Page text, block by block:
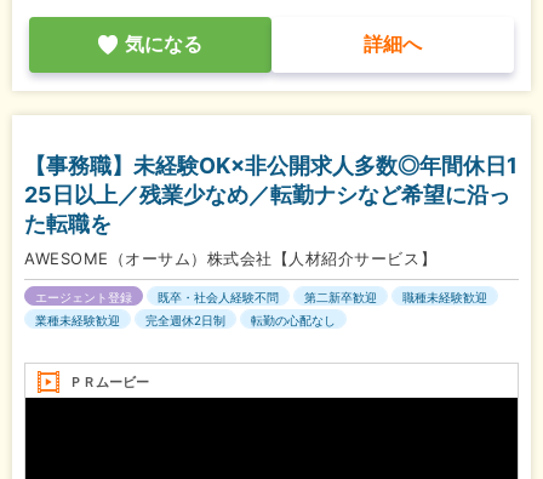
気になる 詳細へ
【事務職】未経験OK×非公開求人多数◎年間休日1
25日以上／残業少なめ／転勤ナシなど希望に沿っ
た転職を
AWESOME（オーサム）株式会社【人材紹介サービス】
エージェント登録 既卒・社会人経験不問 第二新卒歓迎
職種未経験歓迎
業種未経験歓迎
完全週休2日制 転勤の心配なし
ＰＲムービー